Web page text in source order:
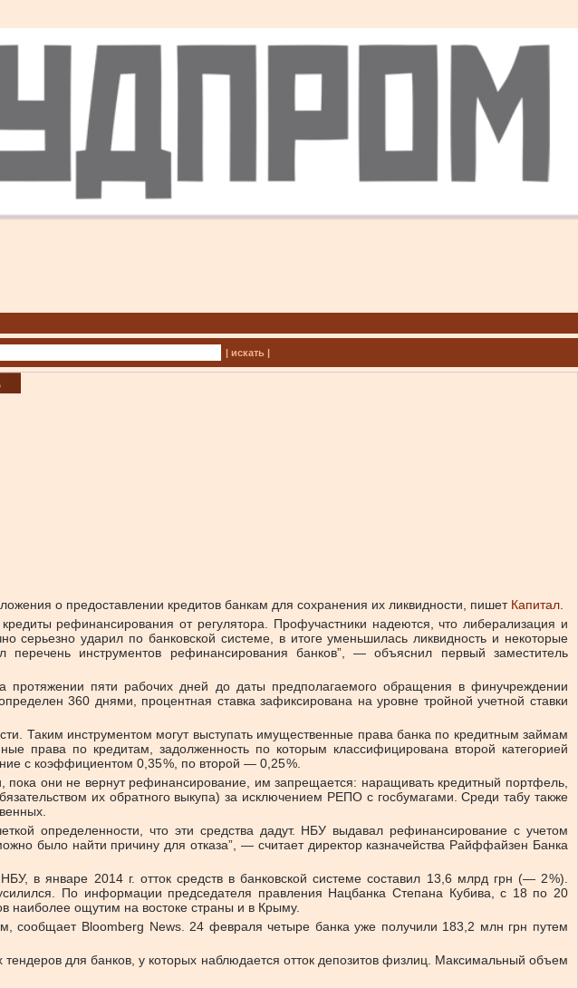
| искать |
о предоставлении кредитов банкам для сохранения их ликвидности, пишет Капитал
рефинансирования от регулятора. Профучастники надеются, что либерализация и
серьезно ударил по банковской системе, в итоге уменьшилась ликвидность и некоторые
перечень инструментов рефинансирования банков”, — объяснил первый замес­титель
протяжении пяти рабочих дней до даты предполагаемого обращения в финучреждении
360 днями, процентная ставка зафиксирована на уровне тройной учетной ставки
Таким инструментом могут выступать имущественные права банка по кредитным займам
права по кредитам, задолженность по которым классифицирована второй категорией
с коэффициентом 0,35 %, по второй — 0,25 %.
пока они не вернут рефинансирование, им запрещается: наращивать кредитный портфель,
их обратного выкупа) за исключением РЕПО с госбумагами. Среди табу также
определенности, что эти средства дадут. НБУ выдавал рефинансирование с учетом
было найти причину для отказа”, — считает директор казначейства Райффайзен Банка
в январе 2014 г. отток средств в банковской системе составил 13,6 млрд грн (— 2 %).
По информации председателя правления Нацбанка Степана Кубива, с 18 по 20
наиболее ощутим на востоке страны и в Крыму.
сообщает Bloomberg News. 24 февраля четыре банка уже получили 183,2 млн грн путем
для банков, у которых наблюдается отток депозитов физлиц. Максимальный объем